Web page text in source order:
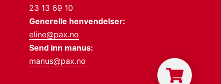
23 13 69 10
Generelle henvendelser:
eline@pax.no
Send inn manus:
manus@pax.no